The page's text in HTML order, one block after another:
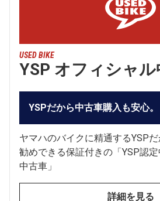
USED BIKE
YSP オフィシャ
YSPだから中古車購入も安心。
ヤマハのバイクに精通するYSP
勧めできる保証付きの「YSP認
中古車」
詳細を見る